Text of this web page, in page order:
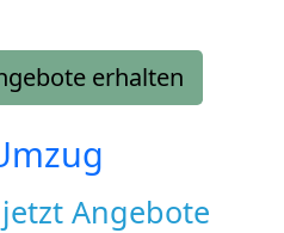
erhalten
Angebote